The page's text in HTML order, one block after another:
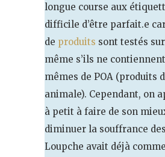
longue course aux
difficile d’être parfait.e
de produits sont testés
même s’ils ne
mêmes de POA (produits
animale). Cependant, on
à petit à faire de son
diminuer la souffrance
Loupche avait déjà